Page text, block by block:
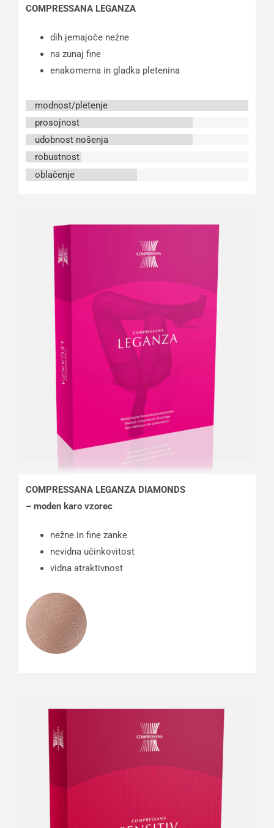
COMPRESSANA LEGANZA
dih jemajoče nežne
na zunaj fine
enakomerna in gladka pletenina
modnost/pletenje
prosojnost
udobnost nošenja
robustnost
oblačenje
COMPRESSANA LEGANZA DIAMONDS
– moden karo vzorec
nežne in fine zanke
nevidna učinkovitost
vidna atraktivnost